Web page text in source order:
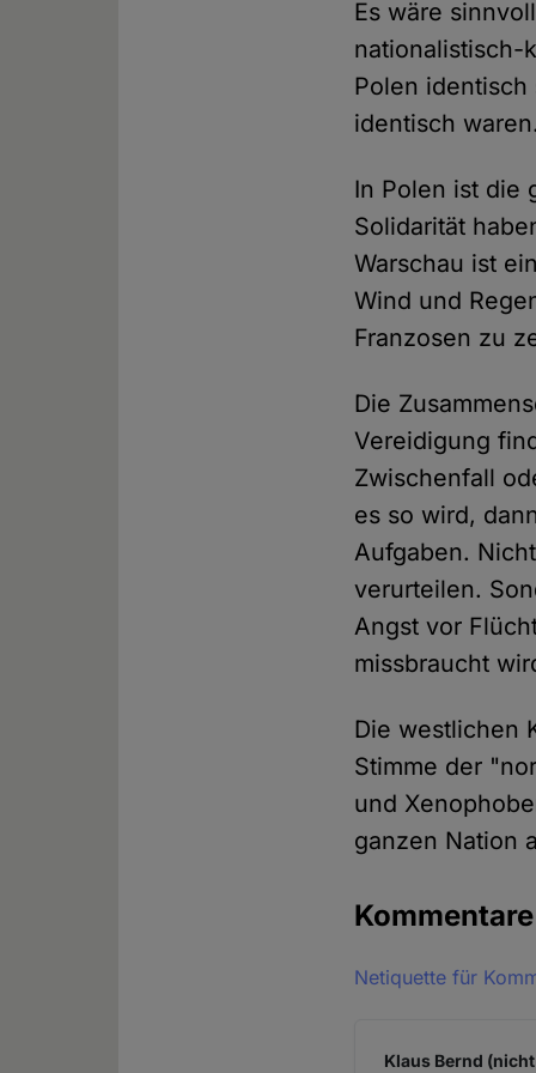
Es wäre
nationalistisch-
Polen
identisch waren.
In Polen ist die
Solidarität
Warschau ist
Wind und
Franzosen zu
Die
Vereidigung
Zwischenfall
es so wird,
Aufgaben.
verurteilen.
Angst vor
missbraucht
Die westlichen
Stimme der
und
ganzen Nation
Kommentare
Netiquette für
Klaus Bernd